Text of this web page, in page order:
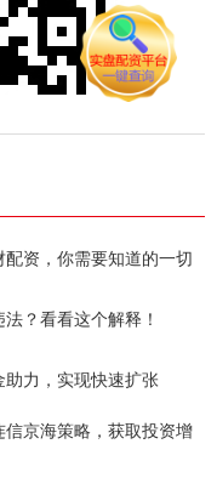
资，你需要知道的一切
？看看这个解释！
力，实现快速扩张
京海策略，获取投资增